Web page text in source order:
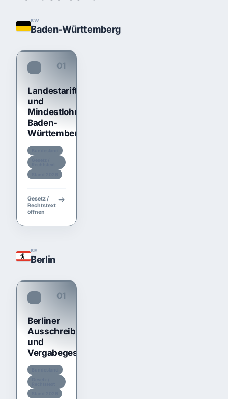
BW
Baden-Württemberg
01
Landestariftreue-
und
Mindestlohngesetz
Baden-
Württemberg
Gesetz /
Rechtstext
öffnen
BE
Berlin
01
Berliner
Ausschreibungs-
und
Vergabegesetz